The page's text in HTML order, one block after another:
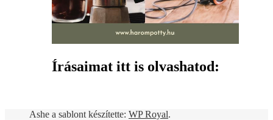
Írásaimat itt is olvashatod:
Ashe a sablont készítette: WP Royal.